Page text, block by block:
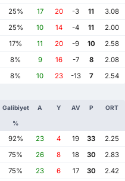
25% 17 20 -3 11
3.08
25% 10 14 -4 11
2.00
17% 11 20 -9 10
2.58
8% 9 16 -7 8
2.08
8% 10 23 -13 7 2.54
Galibiyet
%
A Y AV P ORT
92% 23 4 19 33
2.25
75% 26 8 18 30
2.83
75% 23 6 17 30
2.42